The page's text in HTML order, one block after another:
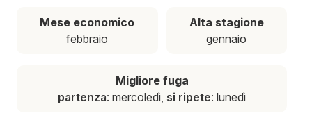
Mese economico
febbraio
Alta stagione
gennaio
Migliore fuga
partenza: mercoledì, si ripete: lunedì